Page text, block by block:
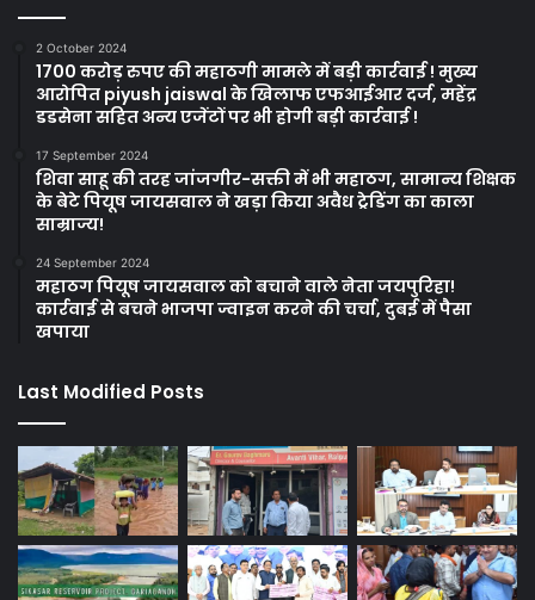
2 October 2024
1700 करोड़ रुपए की महाठगी मामले में बड़ी कार्रवाई ! मुख्य
आरोपित piyush jaiswal के खिलाफ एफआईआर दर्ज, महेंद्र
डडसेना सहित अन्य एजेंटों पर भी होगी बड़ी कार्रवाई !
17 September 2024
शिवा साहू की तरह जांजगीर-सक्ती में भी महाठग, सामान्य शिक्षक
के बेटे पियूष जायसवाल ने खड़ा किया अवैध ट्रेडिंग का काला
साम्राज्य!
24 September 2024
महाठग पियूष जायसवाल को बचाने वाले नेता जयपुरिहा!
कार्रवाई से बचने भाजपा ज्वाइन करने की चर्चा, दुबई में पैसा
खपाया
Last Modified Posts